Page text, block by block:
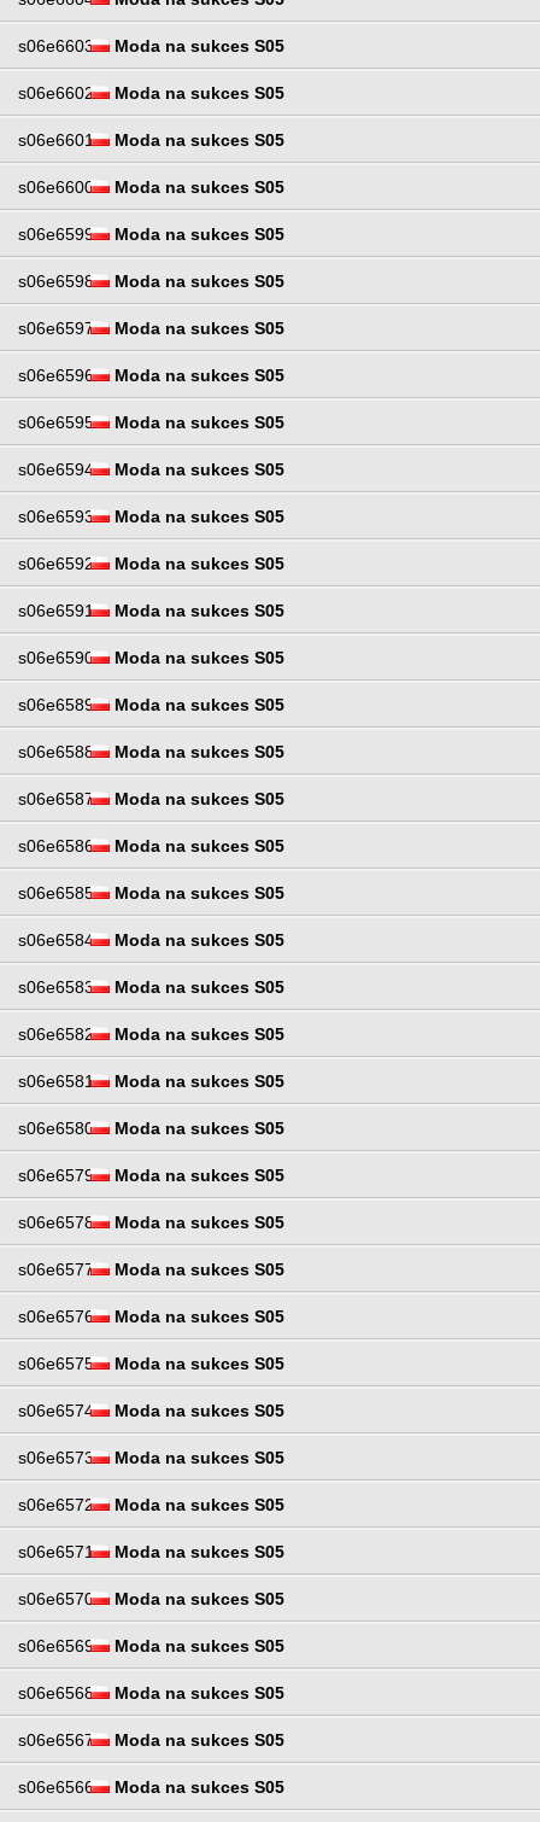
s06e6603 Moda na sukces S05
s06e6602 Moda na sukces S05
s06e6601 Moda na sukces S05
s06e6600 Moda na sukces S05
s06e6599 Moda na sukces S05
s06e6598 Moda na sukces S05
s06e6597 Moda na sukces S05
s06e6596 Moda na sukces S05
s06e6595 Moda na sukces S05
s06e6594 Moda na sukces S05
s06e6593 Moda na sukces S05
s06e6592 Moda na sukces S05
s06e6591 Moda na sukces S05
s06e6590 Moda na sukces S05
s06e6589 Moda na sukces S05
s06e6588 Moda na sukces S05
s06e6587 Moda na sukces S05
s06e6586 Moda na sukces S05
s06e6585 Moda na sukces S05
s06e6584 Moda na sukces S05
s06e6583 Moda na sukces S05
s06e6582 Moda na sukces S05
s06e6581 Moda na sukces S05
s06e6580 Moda na sukces S05
s06e6579 Moda na sukces S05
s06e6578 Moda na sukces S05
s06e6577 Moda na sukces S05
s06e6576 Moda na sukces S05
s06e6575 Moda na sukces S05
s06e6574 Moda na sukces S05
s06e6573 Moda na sukces S05
s06e6572 Moda na sukces S05
s06e6571 Moda na sukces S05
s06e6570 Moda na sukces S05
s06e6569 Moda na sukces S05
s06e6568 Moda na sukces S05
s06e6567 Moda na sukces S05
s06e6566 Moda na sukces S05